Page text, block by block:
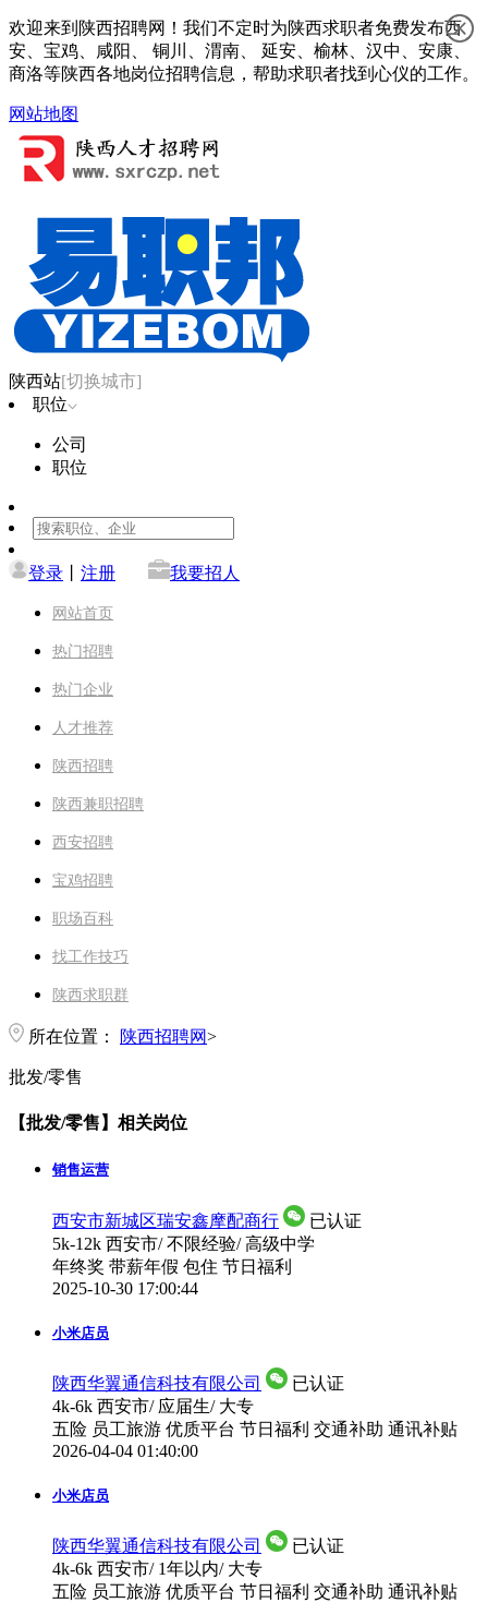
欢迎来到陕西招聘网！我们不定时为陕西求职者免费发布西
安、宝鸡、咸阳、 铜川、渭南、 延安、榆林、汉中、安康、
商洛等陕西各地岗位招聘信息，帮助求职者找到心仪的工作。
网站地图
陕西站[切换城市]
职位
公司
职位
登录 注册 我要招人
网站首页
热门招聘
热门企业
人才推荐
陕西招聘
陕西兼职招聘
西安招聘
宝鸡招聘
职场百科
找工作技巧
陕西求职群
所在位置： 陕西招聘网>
批发/零售
【批发/零售】相关岗位
销售运营
西安市新城区瑞安鑫摩配商行
已认证
5k-12k 西安市/不限经验/高级中学
年终奖 带薪年假 包住 节日福利
2025-10-30 17:00:44
小米店员
陕西华翼通信科技有限公司
已认证
4k-6k 西安市/ 应届生/ 大专
五险 员工旅游 优质平台 节日福利 交通补助 通讯补贴
2026-04-04 01:40:00
小米店员
陕西华翼通信科技有限公司
已认证
4k-6k 西安市/ 1年以内/ 大专
五险 员工旅游 优质平台 节日福利 交通补助 通讯补贴